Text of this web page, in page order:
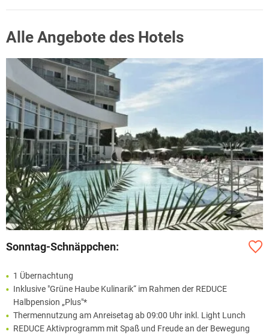
Alle Angebote des Hotels
Sonntag-Schnäppchen:
1 Übernachtung
Inklusive "Grüne Haube Kulinarik“ im Rahmen der REDUCE
Halbpension „Plus"*
Thermennutzung am Anreisetag ab 09:00 Uhr inkl. Light Lunch
REDUCE Aktivprogramm mit Spaß und Freude an der Bewegung